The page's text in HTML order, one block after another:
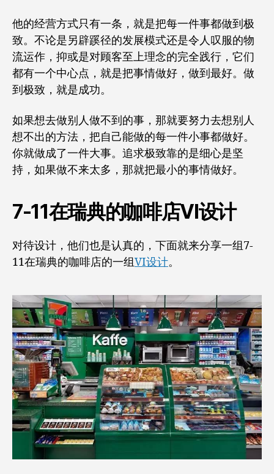
他的经营方式只有一条，就是把每一件事都做到极
致。不论是另辟蹊径的发展模式还是令人叹服的物
流运作，抑或是对顾客至上理念的完全践行，它们
都有一个中心点，就是把事情做好，做到最好。做
到极致，就是成功。
如果想去做别人做不到的事，那就要努力去想别人
想不出的方法，把自己能做的每一件小事都做好。
你就做成了一件大事。追求极致靠的是细心是坚
持，如果做不来太多，那就把最小的事情做好。
7-11在瑞典的咖啡店VI设计
对待设计，他们也是认真的，下面就来分享一组7-
11在瑞典的咖啡店的一组VI设计。